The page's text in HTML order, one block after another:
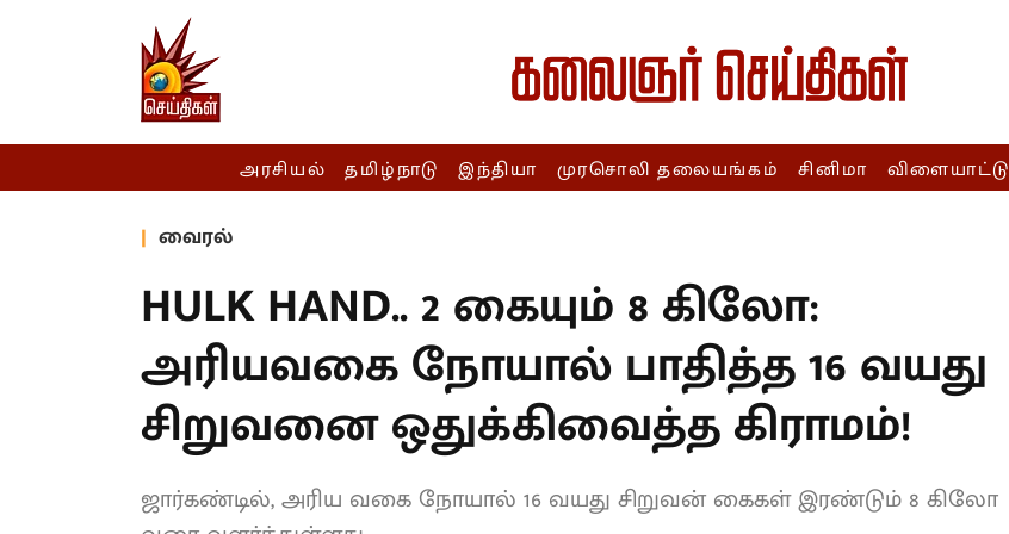
அரசியல் தமிழ்நாடு இந்தியா முரசொலி தலையங்கம் சினிமா விளையாட்டு
வைரல்
HULK HAND.. 2 கையும் 8 கிலோ:
அரியவகை நோயால் பாதித்த 16 வயது
சிறுவனை ஒதுக்கிவைத்த கிராமம்!
ஜார்கண்டில், அரிய வகை நோயால் 16 வயது சிறுவன் கைகள் இரண்டும் 8